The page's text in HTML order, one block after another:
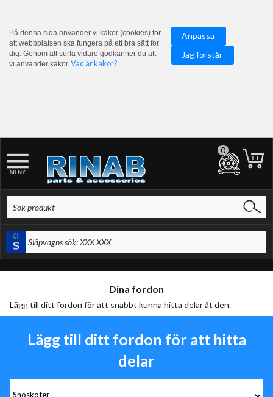
På denna sida använder vi kakor (cookies) för
att webbplatsen ska fungera på ett bra sätt för
dig. Genom att surfa vidare godkänner du att
vi använder kakor.Vad är kakor?
Anpassa
Jag förstår
0
Dina fordon
Lägg till ditt fordon för att snabbt kunna hitta delar åt den.
Lägg till ditt fordon för att hitta
delar